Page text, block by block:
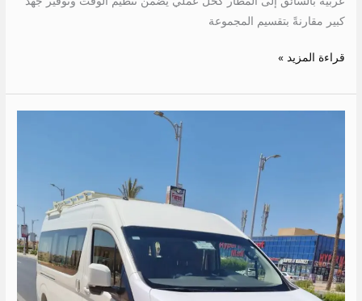
كبير مقارنةً بتقسيم المجموعة
قراءة المزيد »